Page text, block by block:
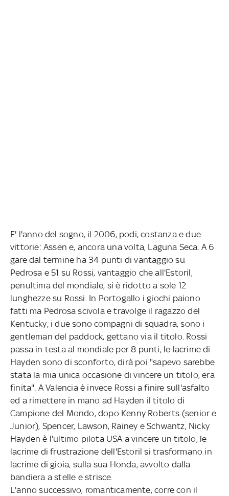
E' l'anno del sogno, il 2006, podi, costanza e due
vittorie: Assen e, ancora una volta, Laguna Seca. A 6
gare dal termine ha 34 punti di vantaggio su
Pedrosa e 51 su Rossi, vantaggio che all'Estoril,
penultima del mondiale, si è ridotto a sole 12
lunghezze su Rossi. In Portogallo i giochi paiono
fatti ma Pedrosa scivola e travolge il ragazzo del
Kentucky, i due sono compagni di squadra, sono i
gentleman del paddock, gettano via il titolo. Rossi
passa in testa al mondiale per 8 punti, le lacrime di
Hayden sono di sconforto, dirà poi "sapevo sarebbe
stata la mia unica occasione di vincere un titolo, era
finita". A Valencia è invece Rossi a finire sull'asfalto
ed a rimettere in mano ad Hayden il titolo di
Campione del Mondo, dopo Kenny Roberts (senior e
Junior), Spencer, Lawson, Rainey e Schwantz, Nicky
Hayden è l'ultimo pilota USA a vincere un titolo, le
lacrime di frustrazione dell'Estoril si trasformano in
lacrime di gioia, sulla sua Honda, avvolto dalla
bandiera a stelle e strisce.
L'anno successivo, romanticamente, corre con il